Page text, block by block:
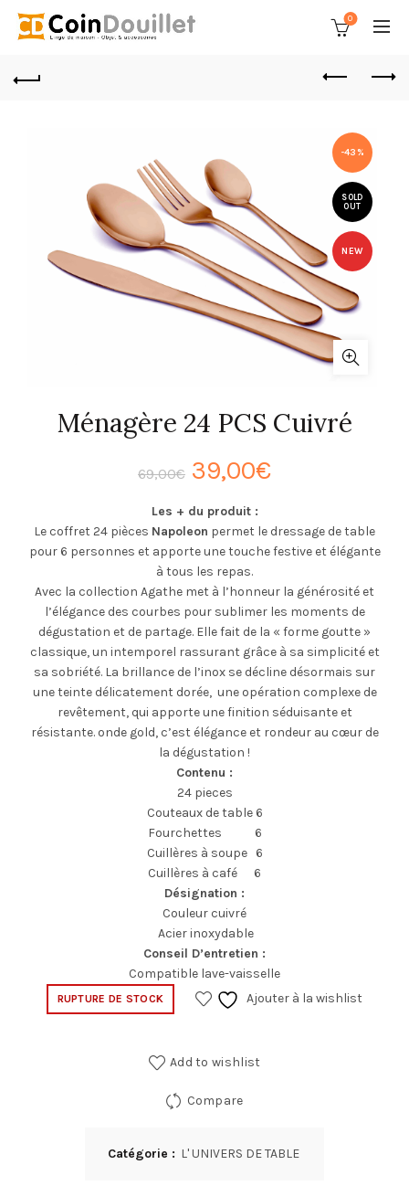
0
-43%
SOLD
OUT
NEW
Ménagère 24 PCS Cuivré
69,00€ Le
prix
initial
était :
69,00€.
39,00€Le
actuel
est :
39,00€.
Les + du produit :
Le coffret 24 pièces Napoleon permet le dressage de table
pour 6 personnes et apporte une touche festive et élégante
à tous les repas.
Avec la collection Agathe met à l’honneur la générosité et
l’élégance des courbes pour sublimer les moments de
dégustation et de partage. Elle fait de la « forme goutte »
classique, un intemporel rassurant grâce à sa simplicité et
sa sobriété. La brillance de l’inox se décline désormais sur
une teinte délicatement dorée, une opération complexe de
revêtement, qui apporte une finition séduisante et
résistante. onde gold, c’est élégance et rondeur au cœur de
la dégustation !
Contenu :
24 pieces
Couteaux de table 6
Fourchettes 6
Cuillères à soupe 6
Cuillères à café 6
Désignation :
Couleur cuivré
Acier inoxydable
Conseil D’entretien :
Compatible lave-vaisselle
RUPTURE DE STOCK Ajouter à la wishlist
Add to wishlist
Compare
Catégorie : L' UNIVERS DE TABLE